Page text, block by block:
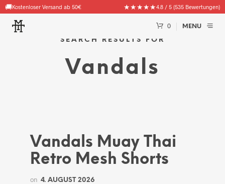
🚚Kostenloser Versand ab 50€ ★★★★★4.8 / 5 (535 Bewertungen)
0 MENU
SEARCH RESULTS FOR
Vandals
Vandals Muay Thai
Retro Mesh Shorts
on 4. AUGUST 2026